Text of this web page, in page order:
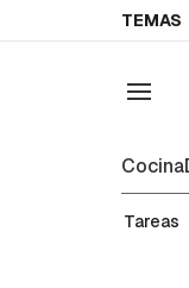
TEMAS
Cocina
Tareas